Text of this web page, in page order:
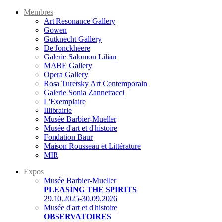
Membres
Art Resonance Gallery
Gowen
Gutknecht Gallery
De Jonckheere
Galerie Salomon Lilian
MABE Gallery
Opera Gallery
Rosa Turetsky Art Contemporain
Galerie Sonia Zannettacci
L'Exemplaire
Illibrairie
Musée Barbier-Mueller
Musée d'art et d'histoire
Fondation Baur
Maison Rousseau et Littérature
MIR
Expos
Musée Barbier-Mueller
PLEASING THE SPIRITS
29.10.2025-30.09.2026
Musée d'art et d'histoire
OBSERVATOIRES